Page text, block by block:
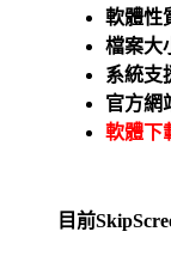
軟體性
檔案大
系統支
官方網
軟體下
目前